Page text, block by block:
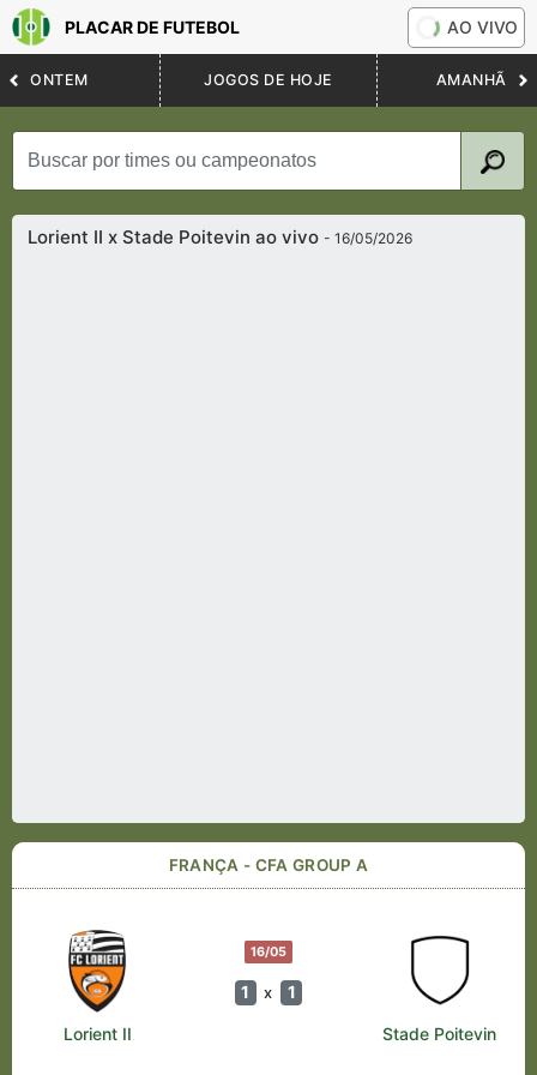
PLACAR DE FUTEBOL AO VIVO
ONTEM JOGOS DE HOJE AMANHÃ
Lorient II x Stade Poitevin ao vivo- 16/05/2026
FRANÇA - CFA GROUP A
16/05
1 x 1
Lorient II Stade Poitevin